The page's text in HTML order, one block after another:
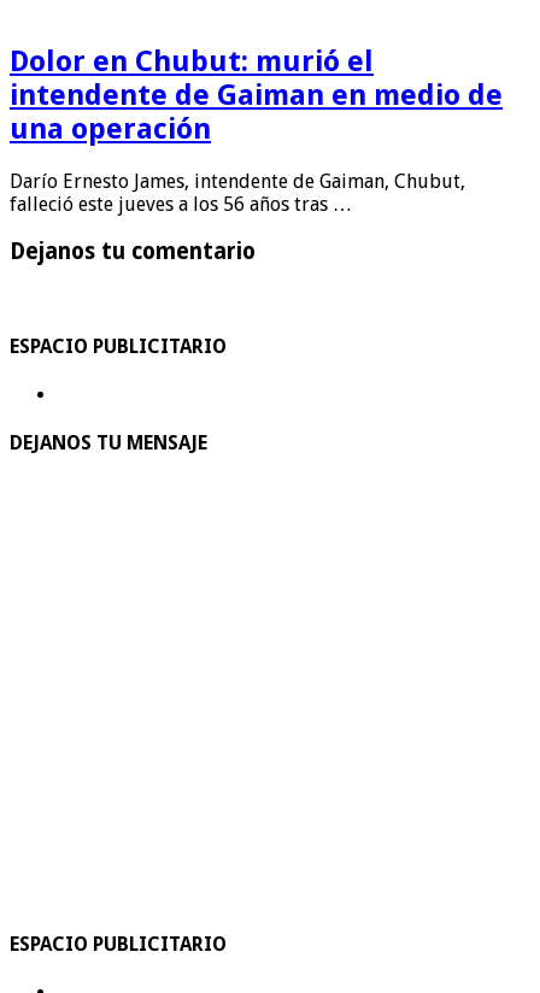
Dolor en Chubut: murió el
intendente de Gaiman en medio de
una operación
Darío Ernesto James, intendente de Gaiman, Chubut,
falleció este jueves a los 56 años tras …
Dejanos tu comentario
ESPACIO PUBLICITARIO
DEJANOS TU MENSAJE
ESPACIO PUBLICITARIO